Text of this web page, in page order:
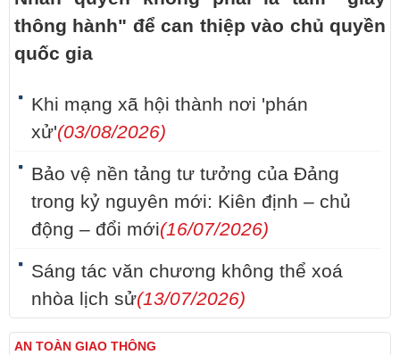
thông hành" để can thiệp vào chủ quyền
quốc gia
Khi mạng xã hội thành nơi 'phán
xử'(03/08/2026)
Bảo vệ nền tảng tư tưởng của Đảng
trong kỷ nguyên mới: Kiên định – chủ
động – đổi mới(16/07/2026)
Sáng tác văn chương không thể xoá
nhòa lịch sử(13/07/2026)
AN TOÀN GIAO THÔNG